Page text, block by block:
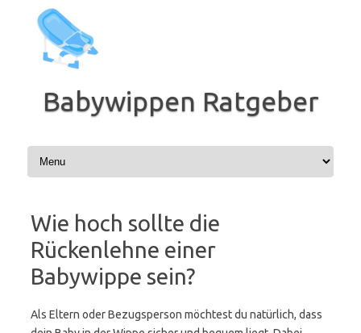
Inhalt
springen
Babywippen Ratgeber
Wie hoch sollte die
Rückenlehne einer
Babywippe sein?
Als Eltern oder Bezugsperson möchtest du natürlich, dass